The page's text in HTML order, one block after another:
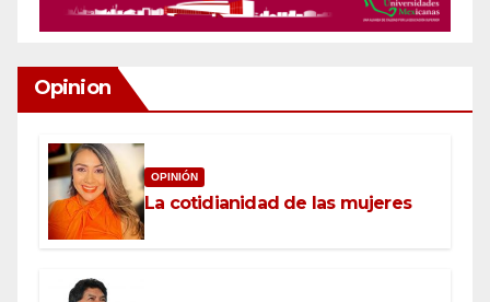
Opinion
OPINIÓN
La cotidianidad de las mujeres